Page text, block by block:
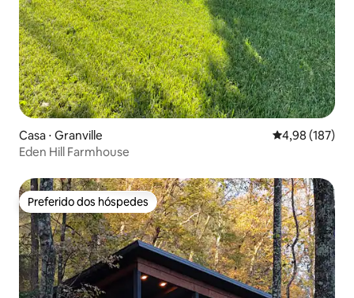
Casa ⋅ Granville 4,98 de uma
4,98 (187)
Eden Hill Farmhouse
Preferido dos hóspedes
Preferido dos hóspedes